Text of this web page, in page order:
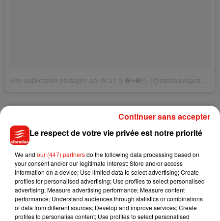
Le respect de votre vie privée est notre priorité
We and our (447) partnersdo the following data processing based on
your consent and/or our legitimate interest: Store and/or access
information on a device; Use limited data to select advertising; Create
profiles for personalised advertising; Use profiles to select personalised
advertising; Measure advertising performance; Measure content
performance; Understand audiences through statistics or combinations
of data from different sources; Develop and improve services; Create
profiles to personalise content; Use profiles to select personalised
Continuer sans accepter